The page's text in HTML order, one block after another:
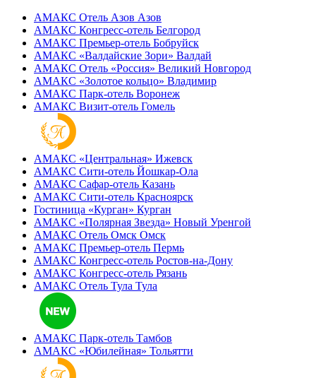
АМАКС Отель ‎Азов Азов
АМАКС Конгресс-отель Белгород
АМАКС Премьер-отель Бобруйск
АМАКС «‎Валдайские Зори» Валдай
АМАКС Отель «‎Россия» Великий Новгород
АМАКС «‎Золотое кольцо» Владимир
АМАКС Парк-отель Воронеж
АМАКС Визит-отель Гомель
АМАКС «‎Центральная» Ижевск
АМАКС Сити-отель Йошкар-Ола
АМАКС Сафар-отель Казань
АМАКС Сити-отель Красноярск
Гостиница «‎Курган» Курган
АМАКС «Полярная Звезда» Новый Уренгой
АМАКС Отель ‎Омск Омск
АМАКС Премьер-отель Пермь
АМАКС Конгресс-отель Ростов-на-Дону
АМАКС Конгресс-отель Рязань
АМАКС Отель Тула Тула
АМАКС Парк-отель Тамбов
АМАКС «‎Юбилейная» Тольятти